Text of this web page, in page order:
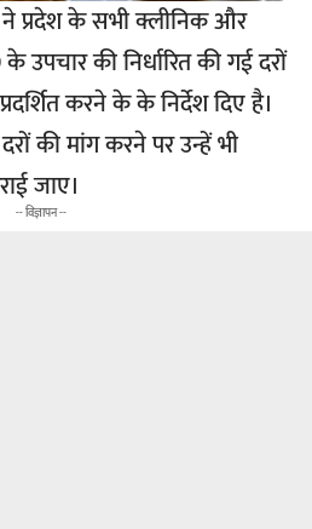
प्रदेश के सभी क्लीनिक और
उपचार की निर्धारित की गई दरों
करने के के निर्देश दिए है।
की मांग करने पर उन्हें भी
जाए।
-- विज्ञापन --